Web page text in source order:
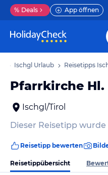
% Deals App öffnen
Ischgl Urlaub Reisetipps
Pfarrkirche Hl.
Ischgl/Tirol
Dieser Reisetipp
Reisetipp bewerten
Reisetippübersicht